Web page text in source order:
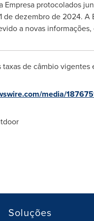
Empresa protocolados
de dezembro de 2024.
a novas
de câmbio vigentes
media/
Soluções